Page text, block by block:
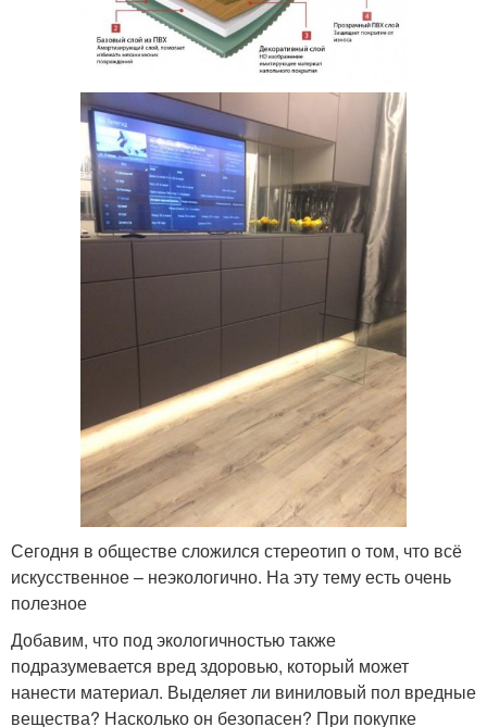
Сегодня в обществе сложился стереотип о том, что всё
искусственное – неэкологично. На эту тему есть очень
полезное
Добавим, что под экологичностью также
подразумевается вред здоровью, который может
нанести материал. Выделяет ли виниловый пол вредные
вещества? Насколько он безопасен? При покупке